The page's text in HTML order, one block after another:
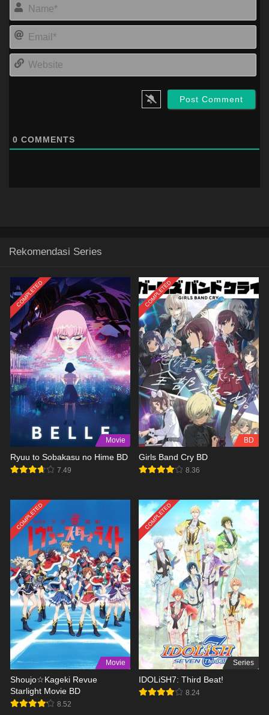
0 COMMENTS
Rekomendasi Series
COMPLETED
Movie
Ryuu to Sobakasu no Hime BD
7.49
COMPLETED
BD
Girls Band Cry BD
8.36
COMPLETED
Movie
Shoujo☆Kageki Revue
Starlight Movie BD
8.52
COMPLETED
Series
IDOLiSH7: Third Beat!
8.24